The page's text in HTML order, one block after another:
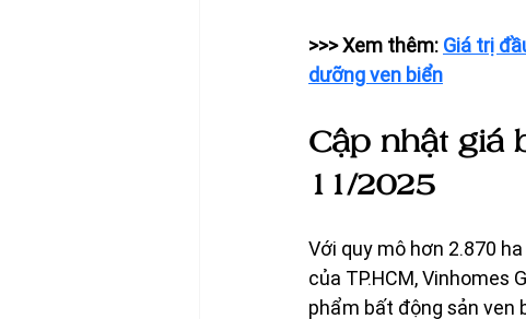
>>> Xem thêm: Giá trị
dưỡng ven biển
Cập nhật giá
11/2025
Với quy mô hơn 2.870
của TP.HCM, Vinhomes
phẩm bất động sản ven